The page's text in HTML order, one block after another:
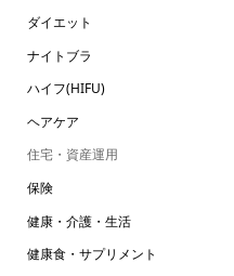
ダイエット
ナイトブラ
ハイフ(HIFU)
ヘアケア
住宅・資産運用
保険
健康・介護・生活
健康食・サプリメント